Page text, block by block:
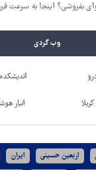
وب گردی
انبار
اربعین حسینی ایران